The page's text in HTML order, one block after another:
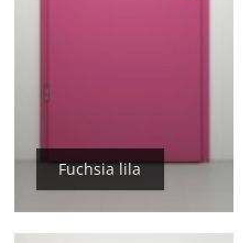
Fuchsia lila